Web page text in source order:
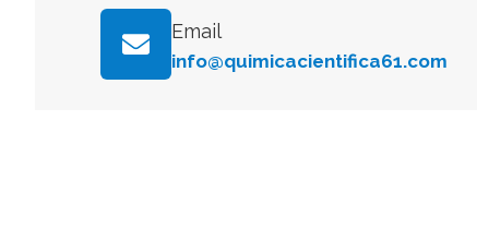
Email
info@quimicacientifica61.com